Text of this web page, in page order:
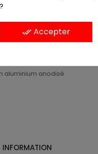
aluminium anodisé
INFORMATION
?
done_all Accepter